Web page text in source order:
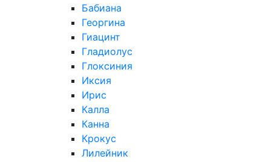
Бабиана
Георгина
Гиацинт
Гладиолус
Глоксиния
Иксия
Ирис
Калла
Канна
Крокус
Лилейник